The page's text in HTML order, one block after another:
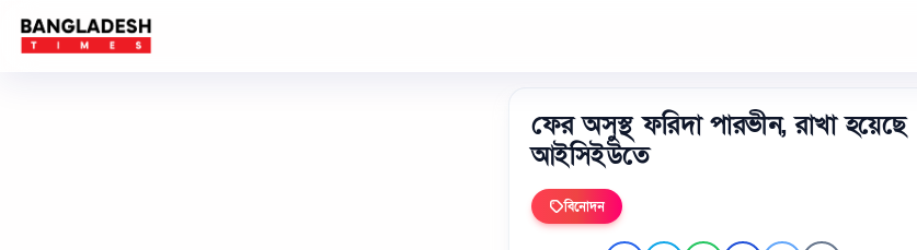
ফের অসুস্থ ফরিদা পারভীন, রাখা হয়েছে
আইসিইউতে
বিনোদন